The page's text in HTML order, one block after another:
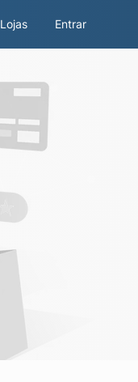
Lojas Entrar